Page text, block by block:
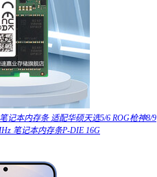
记本内存条 适配华硕天选5/6 ROG枪神8/9
笔记本内存条P-DIE 16G